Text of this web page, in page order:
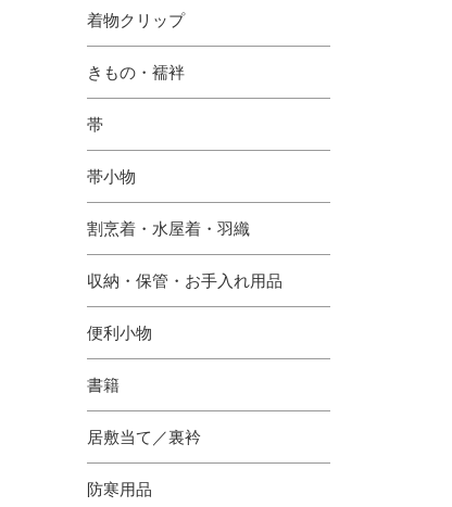
着物クリップ
きもの・襦袢
帯
帯小物
割烹着・水屋着・羽織
収納・保管・お手入れ用品
便利小物
書籍
居敷当て／裏衿
防寒用品